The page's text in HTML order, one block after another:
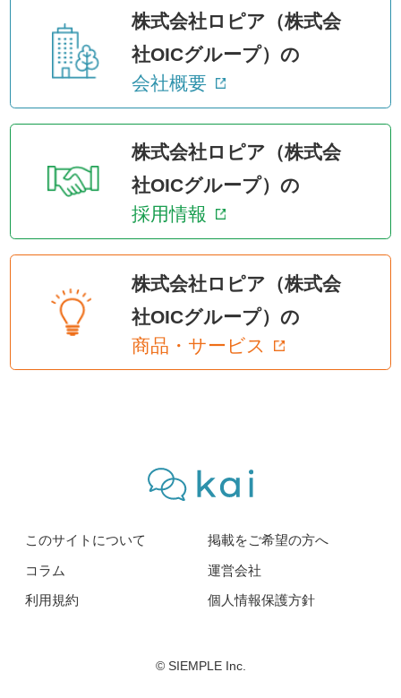
株式会社ロピア（株式会
社OICグループ）の
会社概要
株式会社ロピア（株式会
社OICグループ）の
採用情報
株式会社ロピア（株式会
社OICグループ）の
商品・サービス
このサイトについて
掲載をご希望の方へ
コラム
運営会社
利用規約
個人情報保護方針
© SIEMPLE Inc.